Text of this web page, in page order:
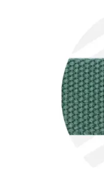
Workshops
Tips & tricks
Cadeaubon